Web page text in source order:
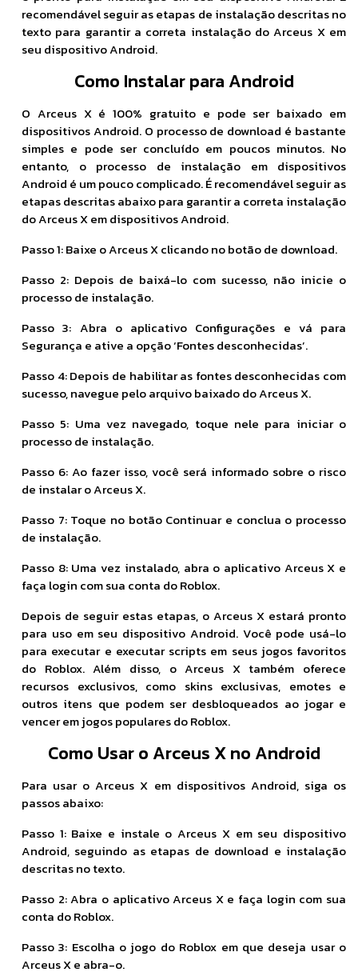
recomendável seguir as etapas de instalação descritas no
texto para garantir a correta instalação do Arceus X em
seu dispositivo Android.
Como Instalar para Android
O Arceus X é 100% gratuito e pode ser baixado em
dispositivos Android. O processo de download é bastante
simples e pode ser concluído em poucos minutos. No
entanto, o processo de instalação em dispositivos
Android é um pouco complicado. É recomendável seguir as
etapas descritas abaixo para garantir a correta instalação
do Arceus X em dispositivos Android.
Passo 1: Baixe o Arceus X clicando no botão de download.
Passo 2: Depois de baixá-lo com sucesso, não inicie o
processo de instalação.
Passo 3: Abra o aplicativo Configurações e vá para
Segurança e ative a opção ‘Fontes desconhecidas’.
Passo 4: Depois de habilitar as fontes desconhecidas com
sucesso, navegue pelo arquivo baixado do Arceus X.
Passo 5: Uma vez navegado, toque nele para iniciar o
processo de instalação.
Passo 6: Ao fazer isso, você será informado sobre o risco
de instalar o Arceus X.
Passo 7: Toque no botão Continuar e conclua o processo
de instalação.
Passo 8: Uma vez instalado, abra o aplicativo Arceus X e
faça login com sua conta do Roblox.
Depois de seguir estas etapas, o Arceus X estará pronto
para uso em seu dispositivo Android. Você pode usá-lo
para executar e executar scripts em seus jogos favoritos
do Roblox. Além disso, o Arceus X também oferece
recursos exclusivos, como skins exclusivas, emotes e
outros itens que podem ser desbloqueados ao jogar e
vencer em jogos populares do Roblox.
Como Usar o Arceus X no Android
Para usar o Arceus X em dispositivos Android, siga os
passos abaixo:
Passo 1: Baixe e instale o Arceus X em seu dispositivo
Android, seguindo as etapas de download e instalação
descritas no texto.
Passo 2: Abra o aplicativo Arceus X e faça login com sua
conta do Roblox.
Passo 3: Escolha o jogo do Roblox em que deseja usar o
Arceus X e abra-o.